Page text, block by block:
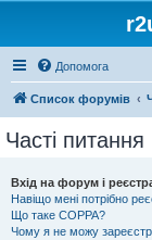
Допомога
Список форумів
Часті питання
Вхід на форум і
Навіщо мені потрібно
Що таке COPPA?
Чому я не можу